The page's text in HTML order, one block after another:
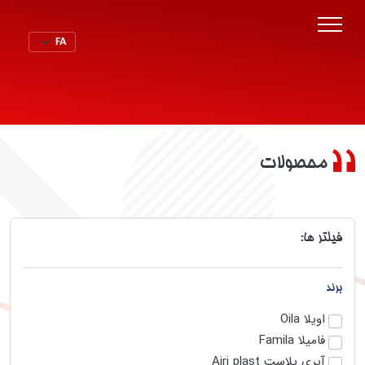
محصولات
فیلتر ها:
برند
اویلا Oila
فامیلا Famila